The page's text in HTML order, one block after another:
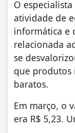
O
atividade de
informática e
relacionada
se
que produtos
baratos.
Em março, o
era R$ 5,23.